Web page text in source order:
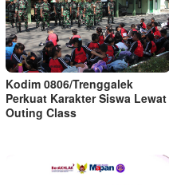
Kodim 0806/Trenggalek
Perkuat Karakter Siswa Lewat
Outing Class